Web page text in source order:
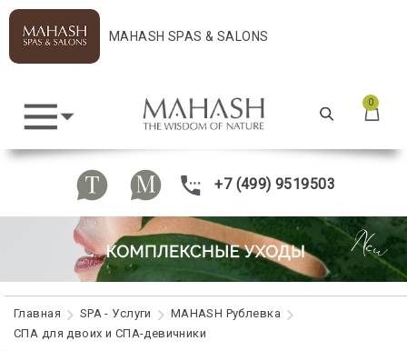
MAHASH SPAS & SALONS
0
+7 (499) 9519503
Главная SPA - Услуги
MAHASH Рублевка
СПА для двоих и СПА-девичники